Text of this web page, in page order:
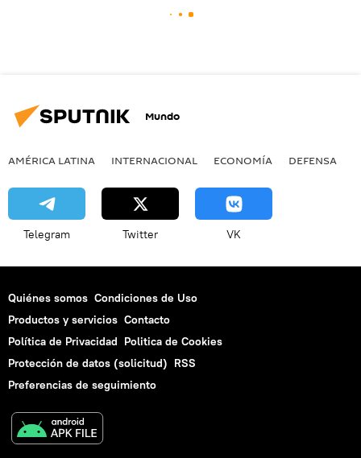
Mundo
AMÉRICA LATINA INTERNACIONAL ECONOMÍA DEFENSA
Telegram Twitter VK
Quiénes somos Condiciones de Uso
Productos y servicios Contacto
Política de Privacidad Politica de Cookies
Protección de datos (solicitud) RSS
Preferencias de seguimiento